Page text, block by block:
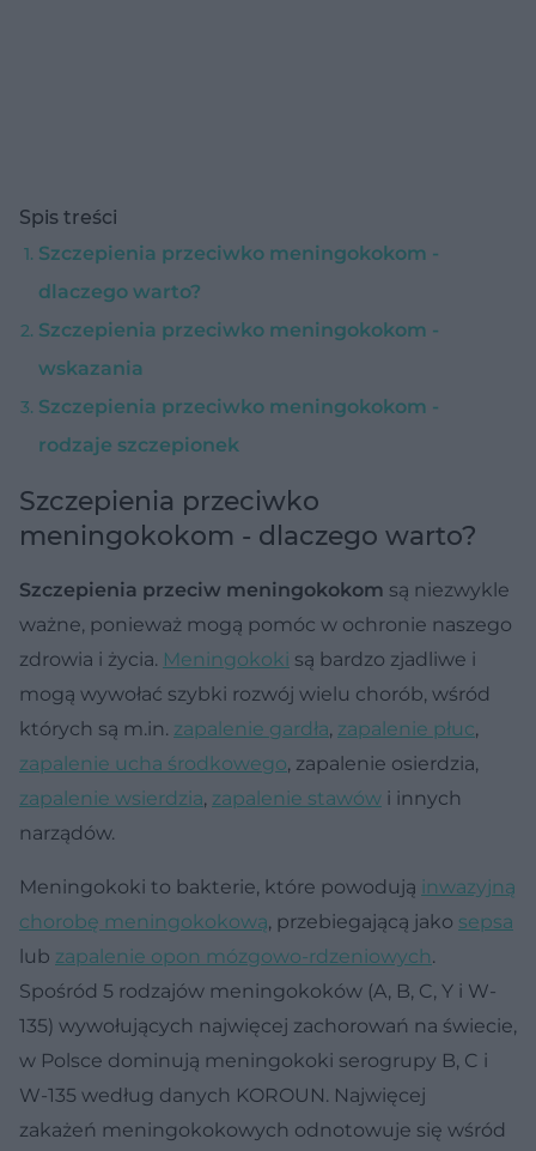
Spis treści
Szczepienia przeciwko meningokokom -
dlaczego warto?
Szczepienia przeciwko meningokokom -
wskazania
Szczepienia przeciwko meningokokom -
rodzaje szczepionek
Szczepienia przeciwko
meningokokom - dlaczego warto?
Szczepienia przeciw meningokokom są niezwykle
ważne, ponieważ mogą pomóc w ochronie naszego
zdrowia i życia. Meningokoki są bardzo zjadliwe i
mogą wywołać szybki rozwój wielu chorób, wśród
których są m.in. zapalenie gardła, zapalenie płuc,
zapalenie ucha środkowego, zapalenie osierdzia,
zapalenie wsierdzia, zapalenie stawów i innych
narządów.
Meningokoki to bakterie, które powodują inwazyjną
chorobę meningokokową, przebiegającą jako sepsa
lub zapalenie opon mózgowo-rdzeniowych.
Spośród 5 rodzajów meningokoków (A, B, C, Y i W-
135) wywołujących najwięcej zachorowań na świecie,
w Polsce dominują meningokoki serogrupy B, C i
W-135 według danych KOROUN. Najwięcej
zakażeń meningokokowych odnotowuje się wśród